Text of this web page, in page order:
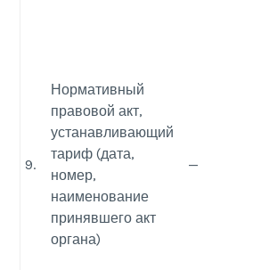
9.
Нормативный
правовой акт,
устанавливающий
тариф (дата,
номер,
наименование
принявшего акт
органа)
—